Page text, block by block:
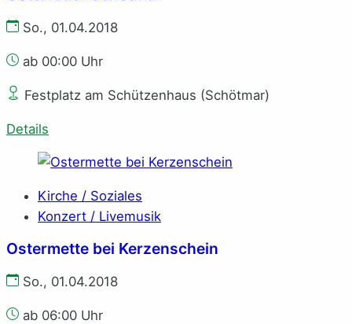
So., 01.04.2018
ab 00:00 Uhr
Festplatz am Schützenhaus (Schötmar)
Details
Kirche / Soziales
Konzert / Livemusik
Ostermette bei Kerzenschein
So., 01.04.2018
ab 06:00 Uhr